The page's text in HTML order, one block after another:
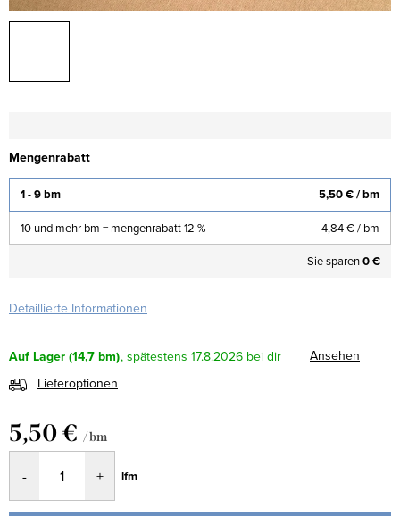
Mengenrabatt
1 - 9 bm 5,50 €/ bm
10 und mehr bm = mengenrabatt 12 % 4,84 €/ bm
Sie sparen0 €
Detaillierte Informationen
Auf Lager(14,7 bm) 17.8.2026
Ansehen
Lieferoptionen
5,50 € / bm
lfm